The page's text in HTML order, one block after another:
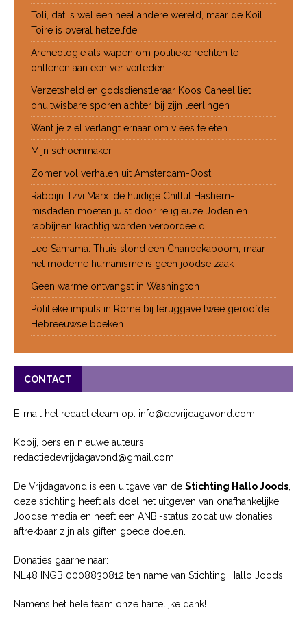
Toli, dat is wel een heel andere wereld, maar de Koil
Toire is overal hetzelfde
Archeologie als wapen om politieke rechten te
ontlenen aan een ver verleden
Verzetsheld en godsdienstleraar Koos Caneel liet
onuitwisbare sporen achter bij zijn leerlingen
Want je ziel verlangt ernaar om vlees te eten
Mijn schoenmaker
Zomer vol verhalen uit Amsterdam-Oost
Rabbijn Tzvi Marx: de huidige Chillul Hashem-
misdaden moeten juist door religieuze Joden en
rabbijnen krachtig worden veroordeeld
Leo Samama: Thuis stond een Chanoekaboom, maar
het moderne humanisme is geen joodse zaak
Geen warme ontvangst in Washington
Politieke impuls in Rome bij teruggave twee geroofde
Hebreeuwse boeken
CONTACT
E-mail het redactieteam op: info@devrijdagavond.com
Kopij, pers en nieuwe auteurs:
redactiedevrijdagavond@gmail.com
De Vrijdagavond is een uitgave van de Stichting Hallo Joods,
deze stichting heeft als doel het uitgeven van onafhankelijke
Joodse media en heeft een ANBI-status zodat uw donaties
aftrekbaar zijn als giften goede doelen.
Donaties gaarne naar:
NL48 INGB 0008830812 ten name van Stichting Hallo Joods.
Namens het hele team onze hartelijke dank!